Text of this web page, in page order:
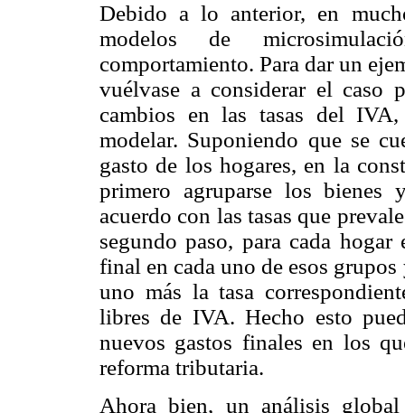
Debido a lo anterior, en
modelos de
comportamiento. Para dar un
vuélvase a considerar el caso
cambios en las tasas del
modelar. Suponiendo que se
gasto de los hogares, en la
primero agruparse los
acuerdo con las tasas que
segundo paso, para cada hogar
final en cada uno de esos
uno más la tasa
libres de IVA. Hecho esto
nuevos gastos finales en los
reforma tributaria.
Ahora bien, un análisis